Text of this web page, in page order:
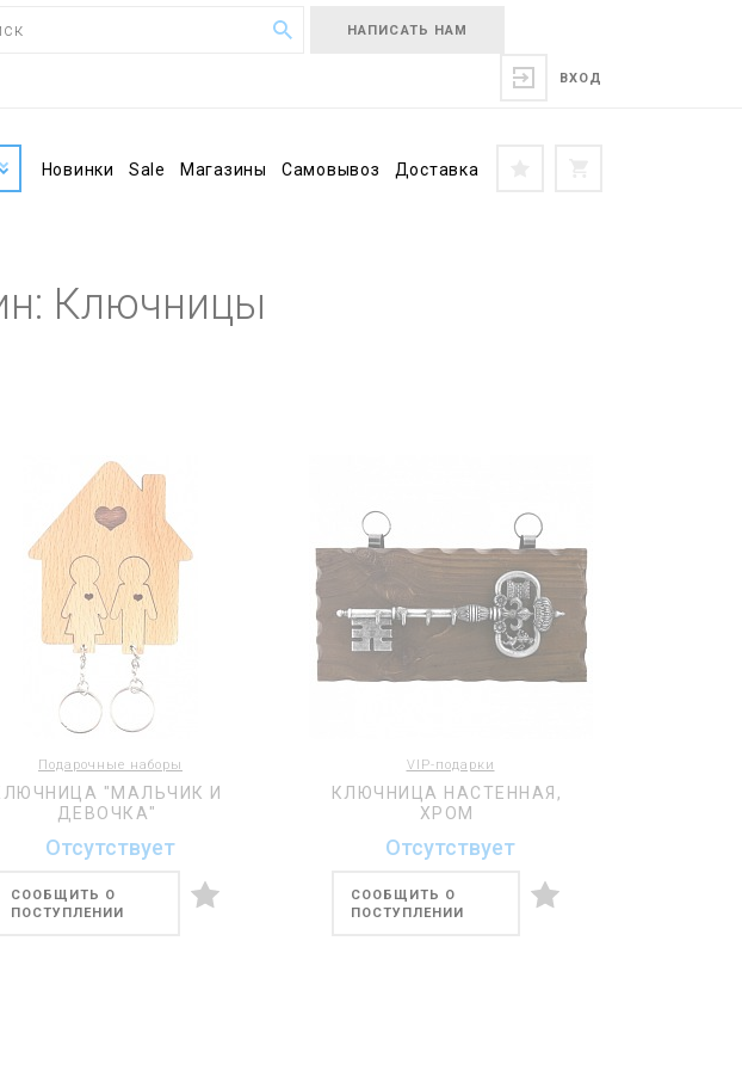
НАПИСАТЬ НАМ
ВХОД
Новинки Sale Магазины Самовывоз Доставка
Ключницы
Подарочные наборы
"МАЛЬЧИК И
ДЕВОЧКА"
Отсутствует
СООБЩИТЬ О
ПОСТУПЛЕНИИ
VIP-подарки
КЛЮЧНИЦА НАСТЕННАЯ,
ХРОМ
Отсутствует
СООБЩИТЬ О
ПОСТУПЛЕНИИ